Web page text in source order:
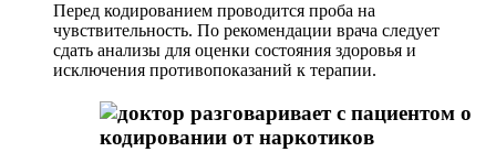
Перед кодированием проводится проба на
чувствительность. По рекомендации врача следует
сдать анализы для оценки состояния здоровья и
исключения противопоказаний к терапии.